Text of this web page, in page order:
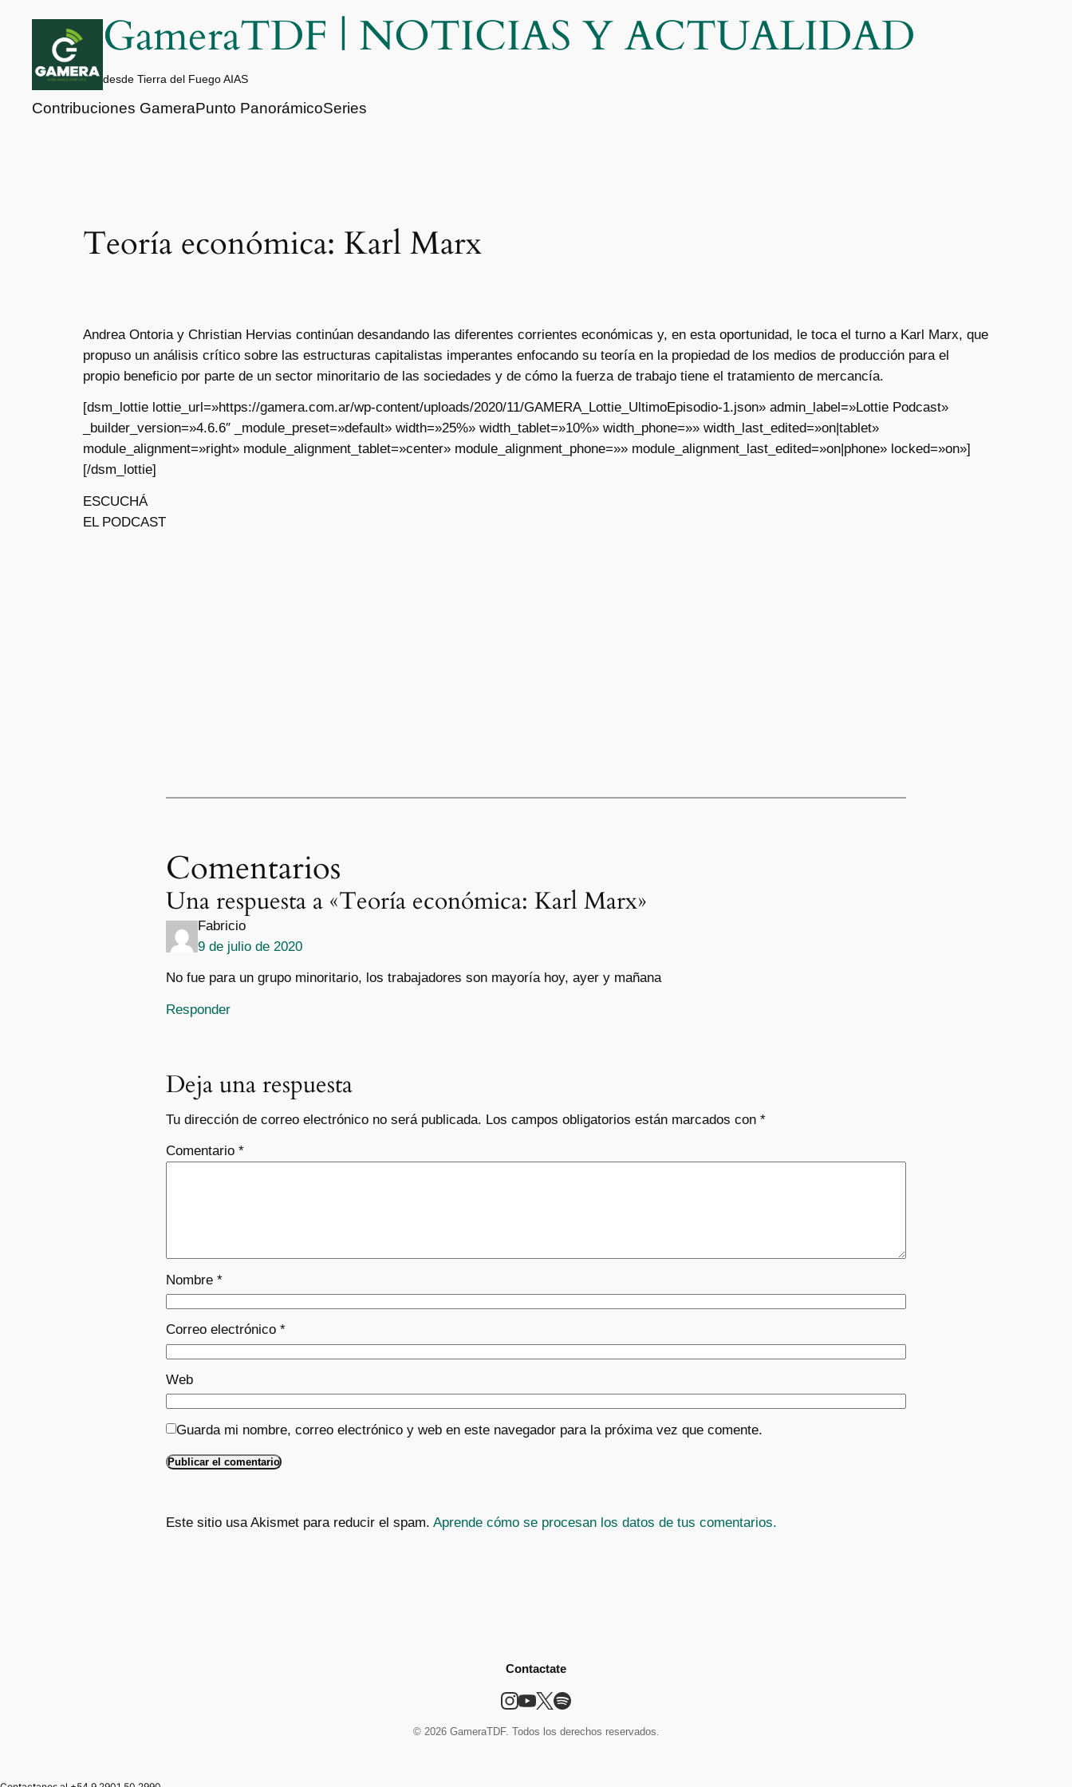
contenido
GameraTDF | NOTICIAS Y ACTUALIDAD
desde Tierra del Fuego AIAS
Contribuciones GameraPunto PanorámicoSeries
Teoría económica: Karl Marx
Andrea Ontoria y Christian Hervias continúan desandando las diferentes corrientes económicas y, en esta oportunidad, le toca el turno a Karl Marx, que
propuso un análisis crítico sobre las estructuras capitalistas imperantes enfocando su teoría en la propiedad de los medios de producción para el
propio beneficio por parte de un sector minoritario de las sociedades y de cómo la fuerza de trabajo tiene el tratamiento de mercancía.
[dsm_lottie lottie_url=»https://gamera.com.ar/wp-content/uploads/2020/11/GAMERA_Lottie_UltimoEpisodio-1.json» admin_label=»Lottie Podcast»
_builder_version=»4.6.6″ _module_preset=»default» width=»25%» width_tablet=»10%» width_phone=»» width_last_edited=»on|tablet»
module_alignment=»right» module_alignment_tablet=»center» module_alignment_phone=»» module_alignment_last_edited=»on|phone» locked=»on»]
[/dsm_lottie]
ESCUCHÁ
EL PODCAST
Comentarios
Una respuesta a «Teoría económica: Karl Marx»
Fabricio
9 de julio de 2020
No fue para un grupo minoritario, los trabajadores son mayoría hoy, ayer y mañana
Responder
Deja una respuesta
Tu dirección de correo electrónico no será publicada. Los campos obligatorios están marcados con *
Comentario *
Nombre *
Correo electrónico *
Web
Guarda mi nombre, correo electrónico y web en este navegador para la próxima vez que comente.
Este sitio usa Akismet para reducir el spam. Aprende cómo se procesan los datos de tus comentarios.
Contactate
© 2026 GameraTDF. Todos los derechos reservados.